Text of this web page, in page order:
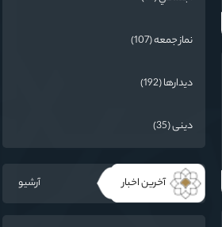
نماز جمعه (107)
دیدارها (192)
دینی (35)
آخرین اخبار آرشیو